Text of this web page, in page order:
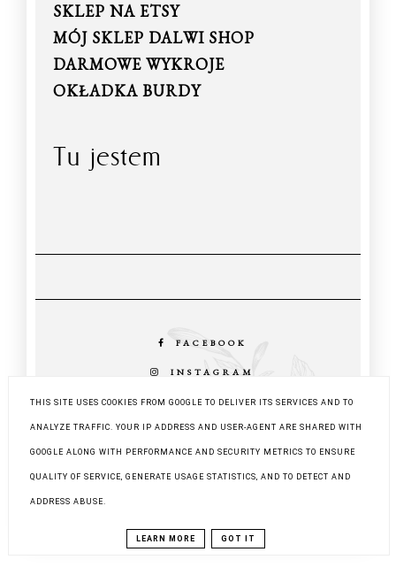
SKLEP NA ETSY
MÓJ SKLEP DALWI SHOP
DARMOWE WYKROJE
OKŁADKA BURDY
Tu jestem
FACEBOOK
INSTAGRAM
PINTEREST
NIE TYLKO
THIS SITE USES COOKIES FROM GOOGLE TO DELIVER ITS SERVICES AND TO
ANALYZE TRAFFIC. YOUR IP ADDRESS AND USER-AGENT ARE SHARED WITH
GOOGLE ALONG WITH PERFORMANCE AND SECURITY METRICS TO ENSURE
QUALITY OF SERVICE, GENERATE USAGE STATISTICS, AND TO DETECT AND
ADDRESS ABUSE.
LEARN MORE GOT IT